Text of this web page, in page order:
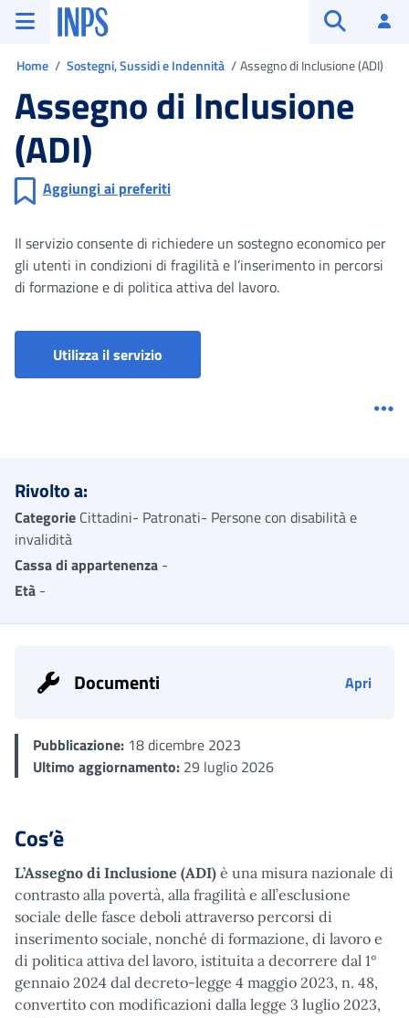
Vai al menu principale
Vai al contenuto principale
Vai al pie' di pagina
INPS ()
Home Sostegni, Sussidi e Indennità Assegno di Inclusione (ADI)
Assegno di Inclusione
(ADI)
Aggiungi ai preferiti
Il servizio consente di richiedere un sostegno economico per
gli utenti in condizioni di fragilità e l’inserimento in percorsi
di formazione e di politica attiva del lavoro.
Utilizza il servizio
Rivolto a:
Categorie Cittadini- Patronati- Persone con disabilità e
invalidità
Cassa di appartenenza -
Età -
Pubblicazione: 18 dicembre 2023
Ultimo aggiornamento: 29 luglio 2026
Cos’è
L’Assegno di Inclusione (ADI) è una misura nazionale di
contrasto alla povertà, alla fragilità e all’esclusione
sociale delle fasce deboli attraverso percorsi di
inserimento sociale, nonché di formazione, di lavoro e
di politica attiva del lavoro, istituita a decorrere dal 1°
gennaio 2024 dal decreto-legge 4 maggio 2023, n. 48,
convertito con modificazioni dalla legge 3 luglio 2023,
Documenti Apri